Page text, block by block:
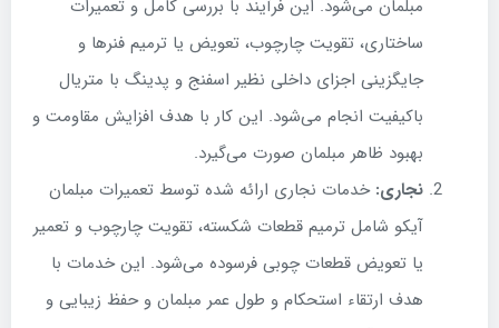
مبلمان می‌شود. این فرآیند با بررسی کامل و تعمیرات
ساختاری، تقویت چارچوب، تعویض یا ترمیم فنرها و
جایگزینی اجزای داخلی نظیر اسفنج و پدینگ با متریال
باکیفیت انجام می‌شود. این کار با هدف افزایش مقاومت و
بهبود ظاهر مبلمان صورت می‌گیرد.
نجاری: خدمات نجاری ارائه شده توسط تعمیرات مبلمان
آیکو شامل ترمیم قطعات شکسته، تقویت چارچوب و تعمیر
یا تعویض قطعات چوبی فرسوده می‌شود. این خدمات با
هدف ارتقاء استحکام و طول عمر مبلمان و حفظ زیبایی و